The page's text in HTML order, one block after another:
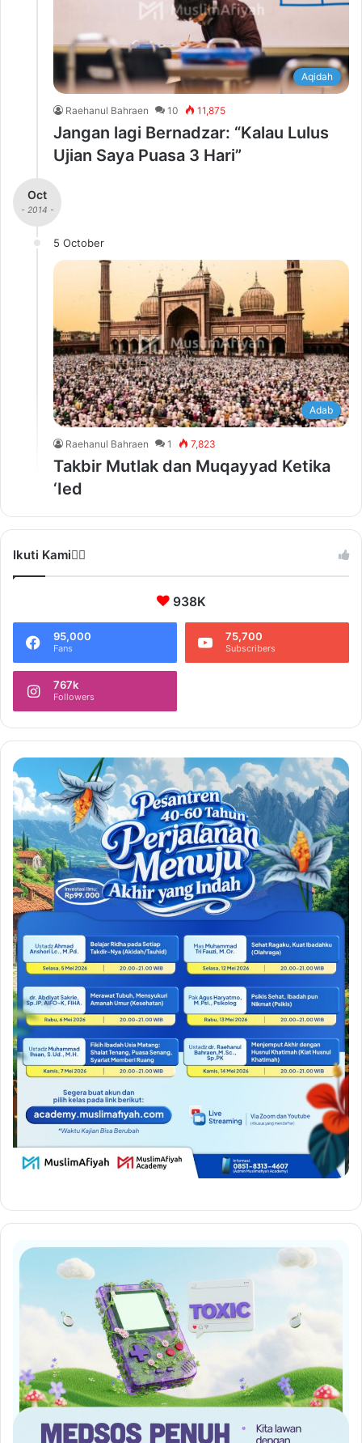
Aqidah
Raehanul Bahraen 10 11,875
Jangan lagi Bernadzar: “Kalau Lulus
Ujian Saya Puasa 3 Hari”
Oct
- 2014 -
5 October
Adab
Raehanul Bahraen 1 7,823
Takbir Mutlak dan Muqayyad Ketika
‘Ied
Ikuti Kami❤️‍🔥
938K
95,000
Fans
75,700
Subscribers
767k
Followers